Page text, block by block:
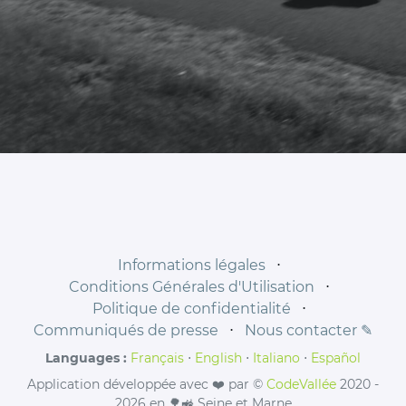
Informations légales
⋅
Conditions Générales d'Utilisation
⋅
Politique de confidentialité
⋅
Communiqués de presse
⋅ Nous contacter ✎
Languages : Français ⋅ English ⋅ Italiano ⋅ Español
Application développée avec ❤️ par © CodeVallée 2020 -